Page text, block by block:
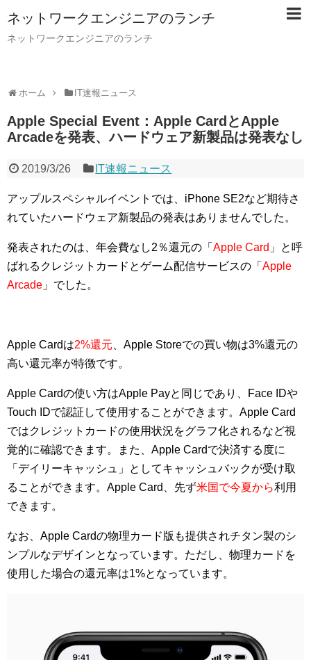
ネットワークエンジニアのランチ
ネットワークエンジニアのランチ
ホーム IT速報ニュース
Apple Special Event：Apple CardとApple
Arcadeを発表、ハードウェア新製品は発表なし
2019/3/26 IT速報ニュース
アップルスペシャルイベントでは、iPhone SE2など期待さ
れていたハードウェア新製品の発表はありませんでした。
発表されたのは、年会費なし2％還元の「 Apple Card 」と呼
ばれるクレジットカードとゲーム配信サービスの「 Apple
Arcade 」でした。
Apple Cardは2%還元 、Apple Storeでの買い物は3%還元の
高い還元率が特徴です。
Apple Cardの使い方はApple Payと同じであり、Face IDや
Touch IDで認証して使用することができます。Apple Card
ではクレジットカードの使用状況をグラフ化されるなど視
覚的に確認できます。また、Apple Cardで決済する度に
「デイリーキャッシュ」としてキャッシュバックが受け取
ることができます。Apple Card、先ず米国で今夏から利用
できます。
なお、Apple Cardの物理カード版も提供されチタン製のシ
ンプルなデザインとなっています。ただし、物理カードを
使用した場合の還元率は1%となっています。